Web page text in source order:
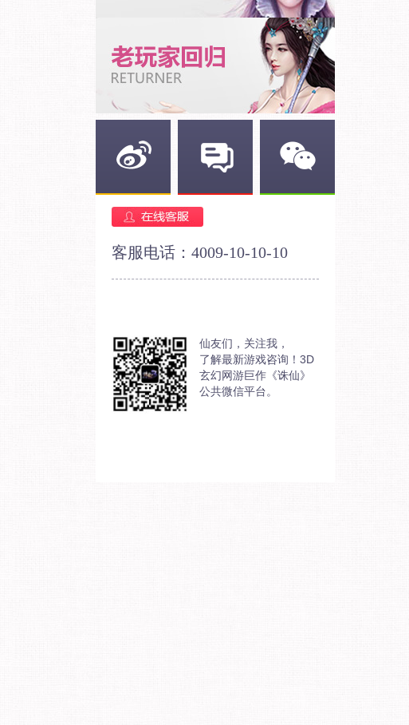
客服电话：4009-10-10-10
仙友们，关注我，
了解最新游戏咨询！3D
玄幻网游巨作《诛仙》
公共微信平台。